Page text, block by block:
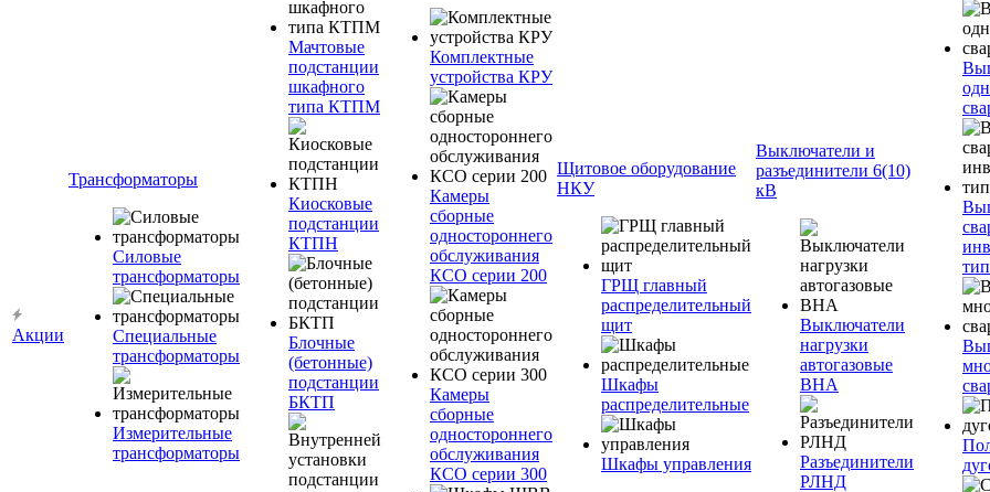
Акции
Трансформаторы
Силовые
трансформаторы
Специальные
трансформаторы
Измерительные
трансформаторы
Мачтовые
подстанции
шкафного
типа КТПМ
Киосковые
подстанции
КТПН
Блочные
(бетонные)
подстанции
БКТП
Комплектные
устройства КРУ
Камеры
сборные
одностороннего
обслуживания
КСО серии 200
Камеры
сборные
одностороннего
обслуживания
КСО серии 300
Щитовое оборудование
НКУ
ГРЩ главный
распределительный
щит
Шкафы
распределительные
Шкафы управления
Выключатели и
разъединители 6(10)
кВ
Выключатели
нагрузки
автогазовые
ВНА
Разъединители
РЛНД